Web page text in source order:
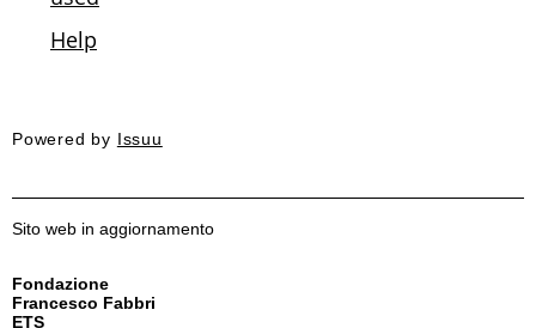
Powered by Issuu
Sito web in aggiornamento
Fondazione
Francesco Fabbri
ETS